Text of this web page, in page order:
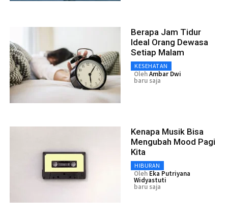
Berapa Jam Tidur
Ideal Orang Dewasa
Setiap Malam
KESEHATAN
OlehAmbar Dwi
baru saja
Kenapa Musik Bisa
Mengubah Mood Pagi
Kita
HIBURAN
Oleh Eka Putriyana
Widyastuti
baru saja